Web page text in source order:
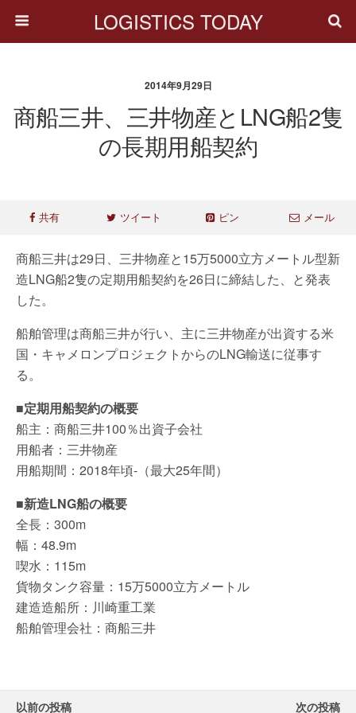
LOGISTICS TODAY
2014年9月29日
商船三井、三井物産とLNG船2隻
の長期用船契約
共有 ツイート ピン メール
商船三井は29日、三井物産と15万5000立方メートル型新
造LNG船2隻の定期用船契約を26日に締結した、と発表
した。
船舶管理は商船三井が行い、主に三井物産が出資する米
国・キャメロンプロジェクトからのLNG輸送に従事す
る。
■定期用船契約の概要
船主：商船三井100％出資子会社
用船者：三井物産
用船期間：2018年頃-（最大25年間）
■新造LNG船の概要
全長：300m
幅：48.9m
喫水：115m
貨物タンク容量：15万5000立方メートル
建造造船所：川崎重工業
船舶管理会社：商船三井
以前の投稿 次の投稿